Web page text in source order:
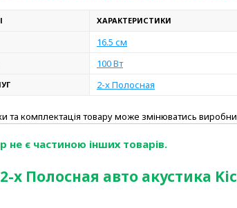
ХАРАКТЕРИСТИКИ
16.5 см
100 Вт
2-x Полосная
та комплектація товару може змінюватись
не є частиною інших товарів.
x Полосная авто акустика